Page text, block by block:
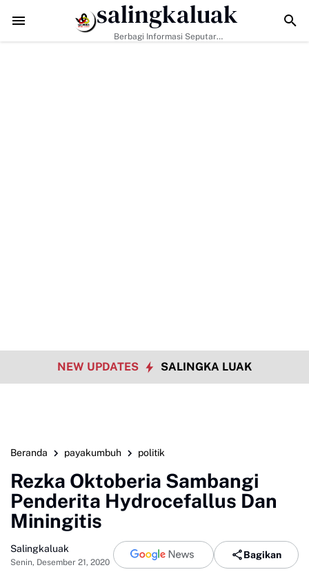
Jadi Kunci, Hj. Aida Dorong Nagari Aktif Pastikan Warga Miskin
salingkaluak
Berbagi Informasi Seputar
NEW UPDATES SALINGKA LUAK
Beranda payakumbuh politik
Rezka Oktoberia Sambangi
Penderita Hydrocefallus Dan
Miningitis
Salingkaluak
Senin, Desember 21, 2020
Bagikan